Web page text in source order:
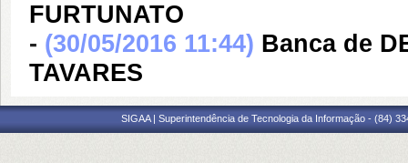
FURTUNATO
- (30/05/2016 11:44) Banca de
TAVARES
SIGAA | Superintendência de Tecnologia da Informação - (84)